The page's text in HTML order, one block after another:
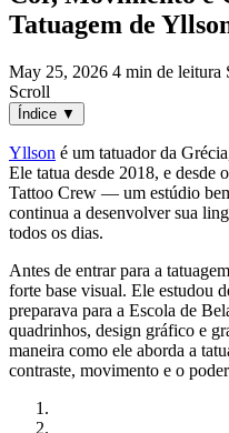
Tatuagem de
May 25, 2026 4 min de leitura
Scroll
Índice ▼
Yllson é um tatuador da
Ele tatua desde 2018, e desde
Tattoo Crew — um estúdio
continua a desenvolver sua
todos os dias.
Antes de entrar para a
forte base visual. Ele estudou
preparava para a Escola de
quadrinhos, design gráfico e
maneira como ele aborda a
contraste, movimento e o